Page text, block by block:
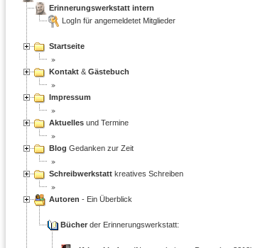
Erinnerungswerkstatt intern
LogIn für angemeldetet Mitglieder
Startseite
Kontakt & Gästebuch
Impressum
Aktuelles und Termine
Blog Gedanken zur Zeit
Schreibwerkstatt kreatives Schreiben
Autoren - Ein Überblick
Bücher der Erinnerungswerkstatt: